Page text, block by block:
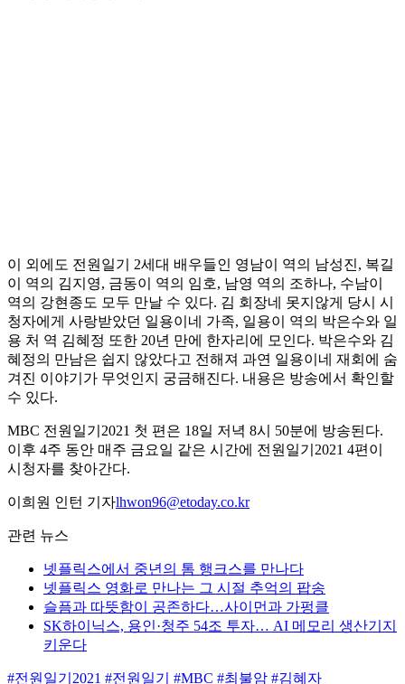
이 외에도 전원일기 2세대 배우들인 영남이 역의 남성진, 복길
이 역의 김지영, 금동이 역의 임호, 남영 역의 조하나, 수남이
역의 강현종도 모두 만날 수 있다. 김 회장네 못지않게 당시 시
청자에게 사랑받았던 일용이네 가족, 일용이 역의 박은수와 일
용 처 역 김혜정 또한 20년 만에 한자리에 모인다. 박은수와 김
혜정의 만남은 쉽지 않았다고 전해져 과연 일용이네 재회에 숨
겨진 이야기가 무엇인지 궁금해진다. 내용은 방송에서 확인할
수 있다.
MBC 전원일기2021 첫 편은 18일 저녁 8시 50분에 방송된다.
이후 4주 동안 매주 금요일 같은 시간에 전원일기2021 4편이
시청자를 찾아간다.
이희원 인턴 기자lhwon96@etoday.co.kr
관련 뉴스
넷플릭스에서 중년의 톰 행크스를 만나다
넷플릭스 영화로 만나는 그 시절 추억의 팝송
슬픔과 따뜻함이 공존하다…사이먼과 가펑클
SK하이닉스, 용인·청주 54조 투자… AI 메모리 생산기지
키운다
#전원일기2021 #전원일기 #MBC #최불암 #김혜자